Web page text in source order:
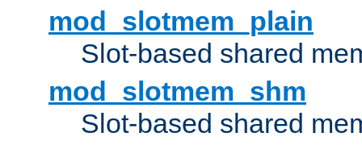
mod_slotmem_plain
Slot-based shared
mod_slotmem_shm
Slot-based shared